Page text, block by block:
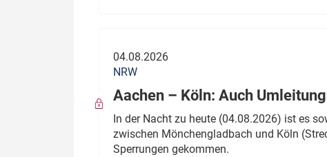
04.08.2026
NRW
Aachen – Köln: Auch
In der Nacht zu heute (04.08.2026) ist es
zwischen Mönchengladbach und Köln
Sperrungen gekommen.